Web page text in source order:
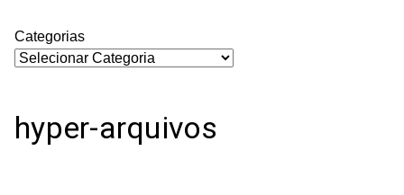
Categorias
hyper-arquivos